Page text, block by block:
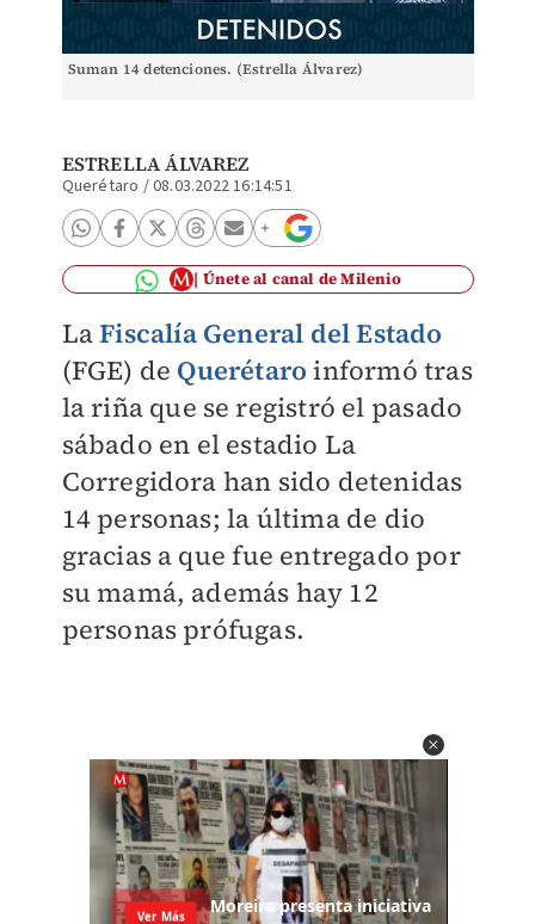
Suman 14 detenciones. (Estrella Álvarez)
ESTRELLA ÁLVAREZ
Querétaro /08.03.2022 16:14:51
Únete al canal de Milenio
LaFiscalía General del Estado
(FGE) de Querétaro informó tras
la riña que se registró el pasado
sábado en el estadio La
Corregidora han sido detenidas
14 personas; la última de dio
gracias a que fue entregado por
su mamá, además hay 12
personas prófugas.